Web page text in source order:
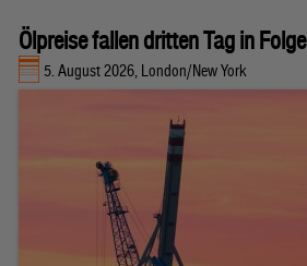
Ölpreise fallen dritten Tag in Folge
5. August 2026, London/New York